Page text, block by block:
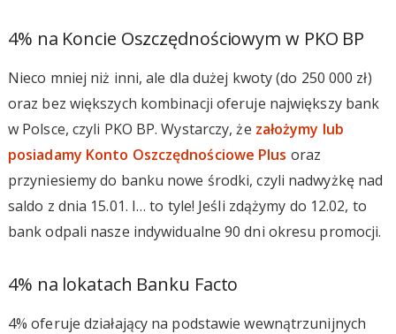
4% na Koncie Oszczędnościowym w PKO BP
Nieco mniej niż inni, ale dla dużej kwoty (do 250 000 zł)
oraz bez większych kombinacji oferuje największy bank
w Polsce, czyli PKO BP. Wystarczy, że założymy lub
posiadamy Konto Oszczędnościowe Plus oraz
przyniesiemy do banku nowe środki, czyli nadwyżkę nad
saldo z dnia 15.01. I… to tyle! Jeśli zdążymy do 12.02, to
bank odpali nasze indywidualne 90 dni okresu promocji.
4% na lokatach Banku Facto
4% oferuje działający na podstawie wewnątrzunijnych